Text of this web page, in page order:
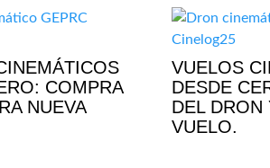
COMPRA
NUEVA
VUELOS
DESDE
DEL DRON
VUELO.